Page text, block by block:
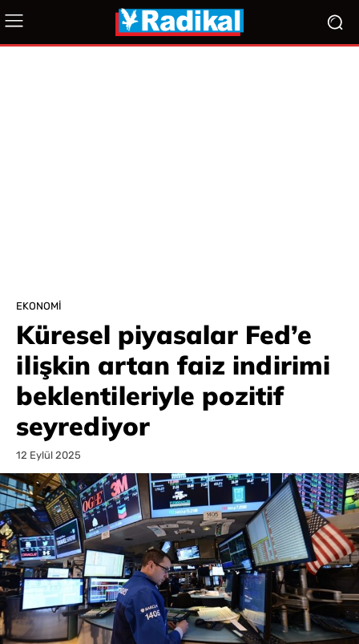
EKONOMI
Küresel piyasalar Fed’e
ilişkin artan faiz indirimi
beklentileriyle pozitif
seyrediyor
12 Eylül 2025